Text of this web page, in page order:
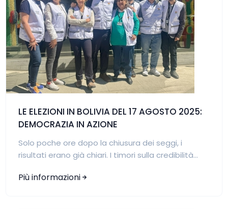
LE ELEZIONI IN BOLIVIA DEL 17 AGOSTO 2025:
DEMOCRAZIA IN AZIONE
Solo poche ore dopo la chiusura dei seggi, i
risultati erano già chiari. I timori sulla credibilità...
Più informazioni